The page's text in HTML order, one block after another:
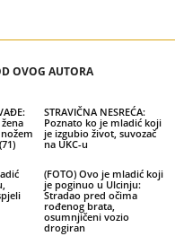
OVOG AUTORA
STRAVIČNA NESREĆA:
Poznato ko je mladić koji
je izgubio život, suvozač
na UKC-u
(FOTO) Ovo je mladić koji
je poginuo u Ulcinju:
Stradao pred očima
rođenog brata,
osumnjičeni vozio
drogiran